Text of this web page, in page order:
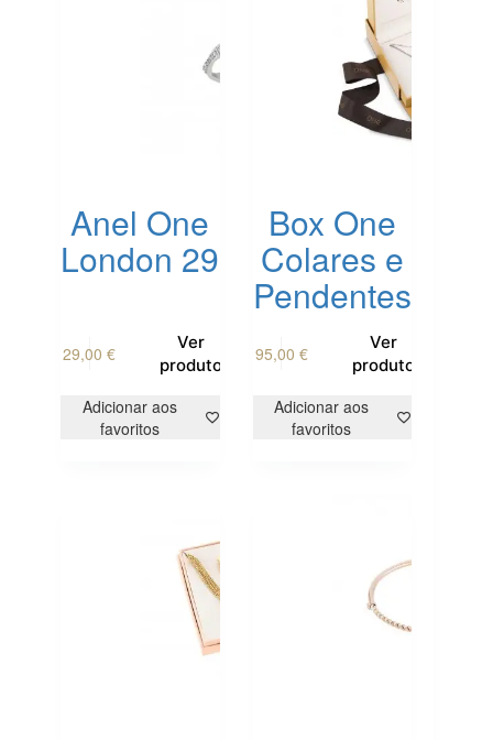
Anel One
London 29
29,00€
Ver
produto
product
multiple
variants.
Adicionar aos
favoritos
Box One
Colares e
Pendentes
95,00 €
Ver
produto
Adicionar aos
favoritos